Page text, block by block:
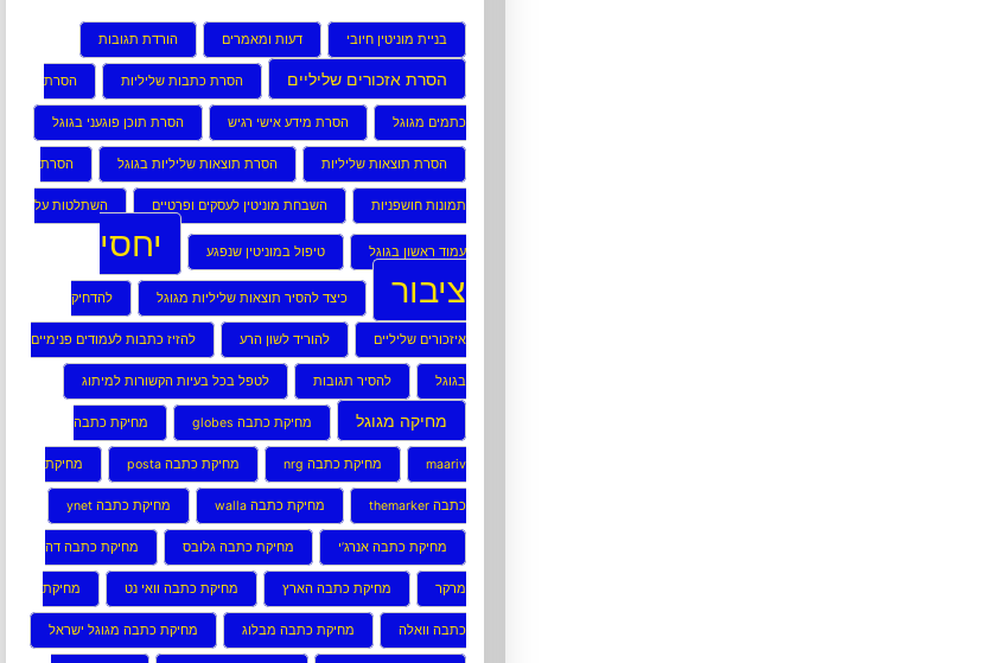
בניית מוניטין חיובי דעות ומאמרים הורדת תגובות
הסרת אזכורים שליליים הסרת כתבות שליליות הסרת
כתמים מגוגל הסרת מידע אישי רגיש הסרת תוכן פוגעני בגוגל
הסרת תוצאות שליליות הסרת תוצאות שליליות בגוגל הסרת
תמונות חושפניות השבחת מוניטין לעסקים ופרטיים השתלטות על
עמוד ראשון בגוגל טיפול במוניטין שנפגע
יחסי
ציבור
כיצד להסיר תוצאות שליליות מגוגל להדחיק
איזכורים שליליים להוריד לשון הרע להזיז כתבות לעמודים פנימיים
בגוגל להסיר תגובות לטפל בכל בעיות הקשורות למיתוג
מחיקה מגוגל מחיקת כתבה globes מחיקת כתבה
maariv מחיקת כתבה nrg מחיקת כתבה posta מחיקת
כתבה themarker מחיקת כתבה walla מחיקת כתבה ynet
מחיקת כתבה אנרג’י מחיקת כתבה גלובס מחיקת כתבה דה
מרקר מחיקת כתבה הארץ מחיקת כתבה וואי נט מחיקת
כתבה וואלה מחיקת כתבה מבלוג מחיקת כתבה מגוגל ישראל